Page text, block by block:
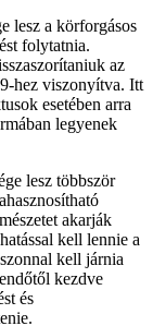
lesz a körforgásos
folytatnia.
az
hez viszonyítva. Itt
esetében arra
legyenek
lesz többször
akarják
kell lennie a
kell járnia
kezdve
és